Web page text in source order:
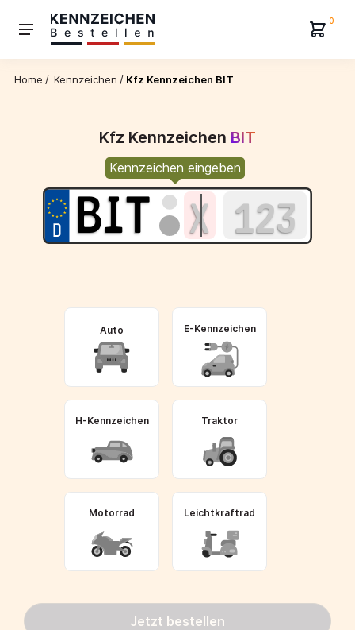
0
Home / Kennzeichen / Kfz Kennzeichen BIT
Kfz Kennzeichen BIT
Kennzeichen eingeben
Auto E-Kennzeichen
H-Kennzeichen Traktor
Motorrad Leichtkraftrad
Jetzt bestellen